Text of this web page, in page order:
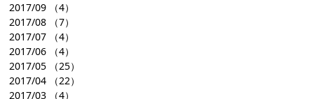
2017/09 （4）
2017/08 （7）
2017/07 （4）
2017/06 （4）
2017/05 （25）
2017/04 （22）
2017/03 （4）